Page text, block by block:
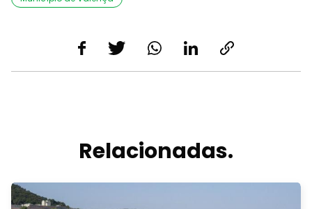
Relacionadas.